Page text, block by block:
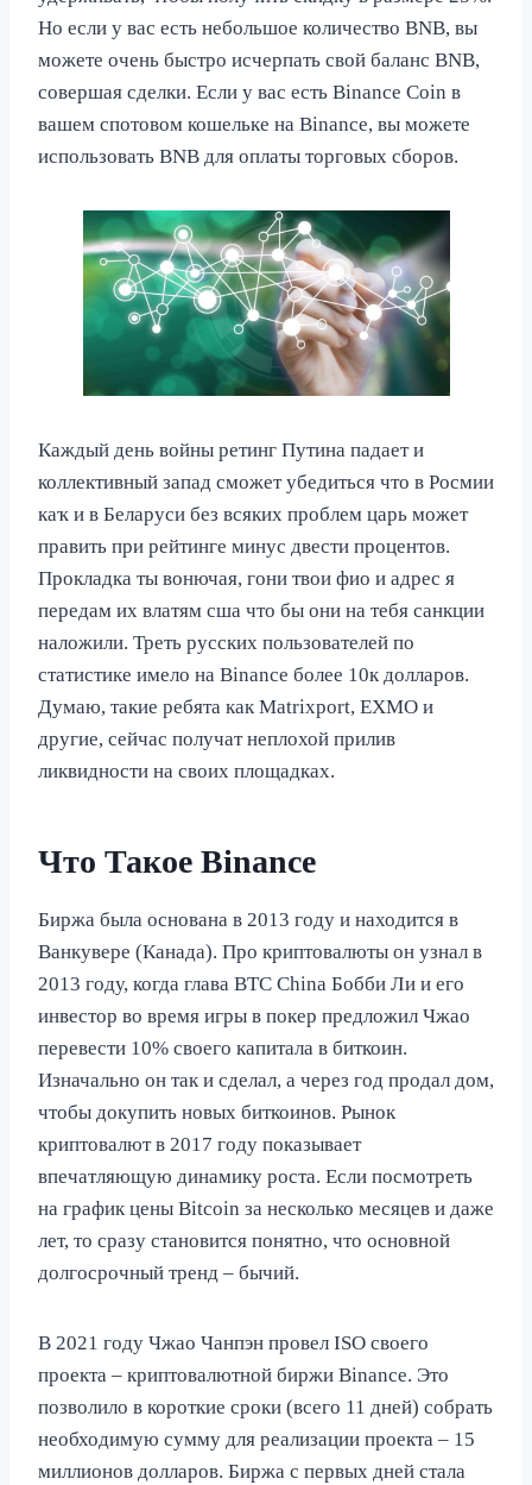
Но если у вас есть небольшое количество BNB, вы
можете очень быстро исчерпать свой баланс BNB,
совершая сделки. Если у вас есть Binance Coin в
вашем спотовом кошельке на Binance, вы можете
использовать BNB для оплаты торговых сборов.
Каждый день войны ретинг Путина падает и
коллективный запад сможет убедиться что в Росмии
каҡ и в Беларуси без всяких проблем царь может
править при рейтинге минус двести процентов.
Прокладка ты вонючая, гони твои фио и адрес я
передам их влатям сша что бы они на тебя санкции
наложили. Треть русских пользователей по
статистике имело на Binance более 10к долларов.
Думаю, такие ребята как Matrixport, EXMO и
другие, сейчас получат неплохой прилив
ликвидности на своих площадках.
Что Такое Binance
Биржа была основана в 2013 году и находится в
Ванкувере (Канада). Про криптовалюты он узнал в
2013 году, когда глава BTC China Бобби Ли и его
инвестор во время игры в покер предложил Чжао
перевести 10% своего капитала в биткоин.
Изначально он так и сделал, а через год продал дом,
чтобы докупить новых биткоинов. Рынок
криптовалют в 2017 году показывает
впечатляющую динамику роста. Если посмотреть
на график цены Bitcoin за несколько месяцев и даже
лет, то сразу становится понятно, что основной
долгосрочный тренд – бычий.
В 2021 году Чжао Чанпэн провел ISO своего
проекта – криптовалютной биржи Binance. Это
позволило в короткие сроки (всего 11 дней) собрать
необходимую сумму для реализации проекта – 15
миллионов долларов. Биржа с первых дней стала